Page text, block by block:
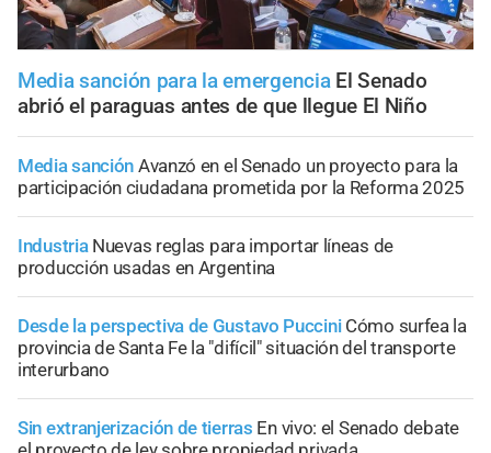
Media sanción para la emergencia El Senado
abrió el paraguas antes de que llegue El Niño
Media sanción Avanzó en el Senado un proyecto para la
participación ciudadana prometida por la Reforma 2025
Industria Nuevas reglas para importar líneas de
producción usadas en Argentina
Desde la perspectiva de Gustavo Puccini Cómo surfea la
provincia de Santa Fe la "difícil" situación del transporte
interurbano
Sin extranjerización de tierras En vivo: el Senado debate